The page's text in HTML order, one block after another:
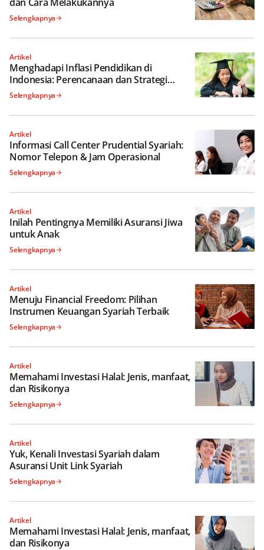
Selengkapnya
Artikel
Menghadapi Inflasi Pendidikan di
Indonesia: Perencanaan dan Strategi
Keuangan yang Tepat
Selengkapnya
Artikel
Informasi Call Center Prudential Syariah:
Nomor Telepon & Jam Operasional
Selengkapnya
Artikel
Inilah Pentingnya Memiliki Asuransi Jiwa
untuk Anak
Selengkapnya
Artikel
Menuju Financial Freedom: Pilihan
Instrumen Keuangan Syariah Terbaik
Selengkapnya
Artikel
Memahami Investasi Halal: Jenis, manfaat,
dan Risikonya
Selengkapnya
Artikel
Yuk, Kenali Investasi Syariah dalam
Asuransi Unit Link Syariah
Selengkapnya
Artikel
Memahami Investasi Halal: Jenis, manfaat,
dan Risikonya